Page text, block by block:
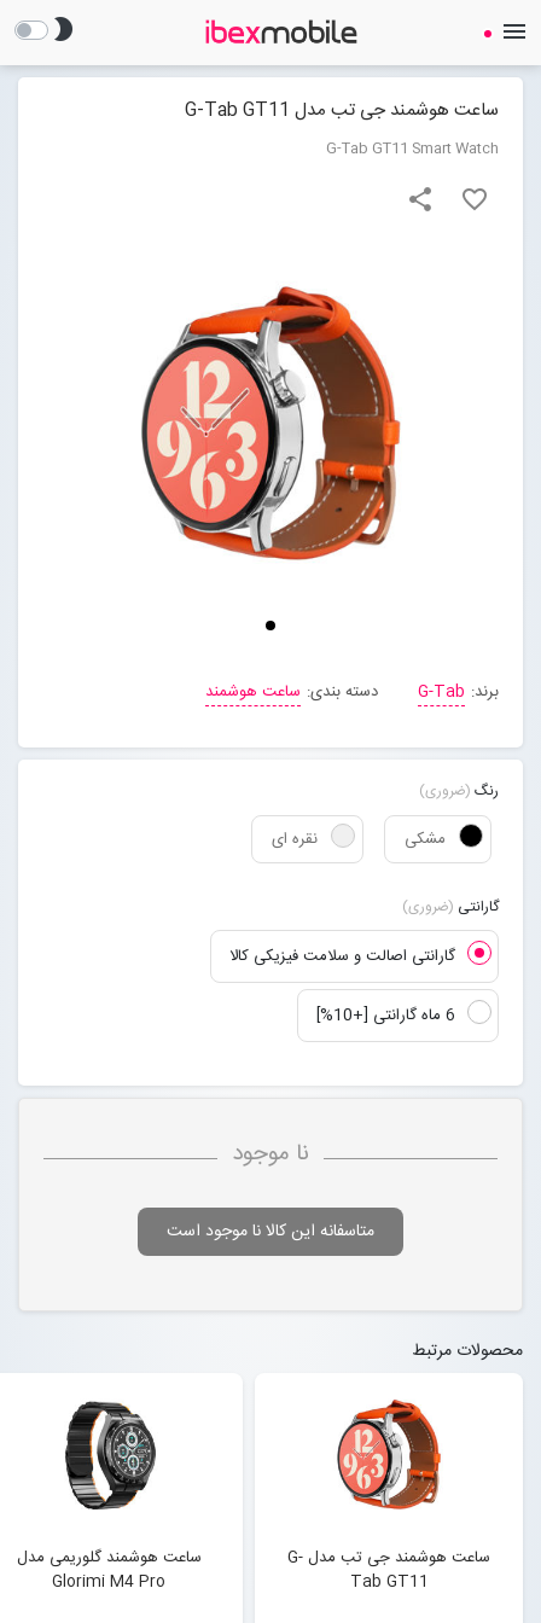
درباره ما
brightness_2 menu
ساعت هوشمند جی تب مدل G-Tab GT11
G-Tab GT11 Smart Watch
favorite_border
share
برند: G-Tab دسته بندی: ساعت هوشمند
رنگ (ضروری)
مشکی نقره ای
گارانتی (ضروری)
گارانتی اصالت و سلامت فیزیکی کالا
6 ماه گارانتی [+10%]
نا موجود
متاسفانه این کالا نا موجود است
محصولات مرتبط
ساعت هوشمند جی تب مدل G-
Tab GT11
ساعت هوشمند گلوریمی مدل
Glorimi M4 Pro